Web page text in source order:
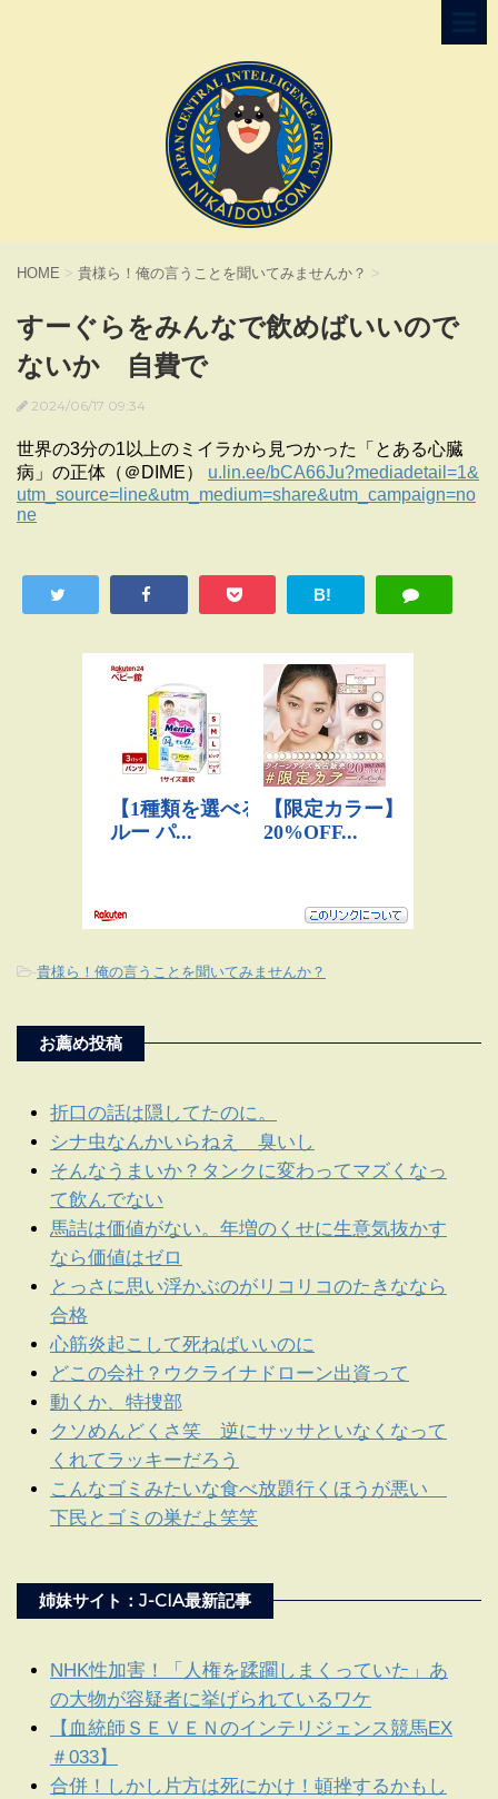
HOME > 貴様ら！俺の言うことを聞いてみませんか？ >
すーぐらをみんなで飲めばいいので
ないか 自費で
2024/06/17 09:34
世界の3分の1以上のミイラから見つかった「とある心臓
病」の正体（＠DIME） u.lin.ee/bCA66Ju?mediadetail=1&
utm_source=line&utm_medium=share&utm_campaign=no
ne
B!
-貴様ら！俺の言うことを聞いてみませんか？
お薦め投稿
折口の話は隠してたのに。
シナ虫なんかいらねえ 臭いし
そんなうまいか？タンクに変わってマズくなっ
て飲んでない
馬詰は価値がない。年増のくせに生意気抜かす
なら価値はゼロ
とっさに思い浮かぶのがリコリコのたきななら
合格
心筋炎起こして死ねばいいのに
どこの会社？ウクライナドローン出資って
動くか、特捜部
クソめんどくさ笑 逆にサッサといなくなって
くれてラッキーだろう
こんなゴミみたいな食べ放題行くほうが悪い
下民とゴミの巣だよ笑笑
姉妹サイト：J-CIA最新記事
NHK性加害！「人権を蹂躙しまくっていた」あ
の大物が容疑者に挙げられているワケ
【血統師ＳＥＶＥＮのインテリジェンス競馬EX
＃033】
合併！しかし片方は死にかけ！頓挫するかもし